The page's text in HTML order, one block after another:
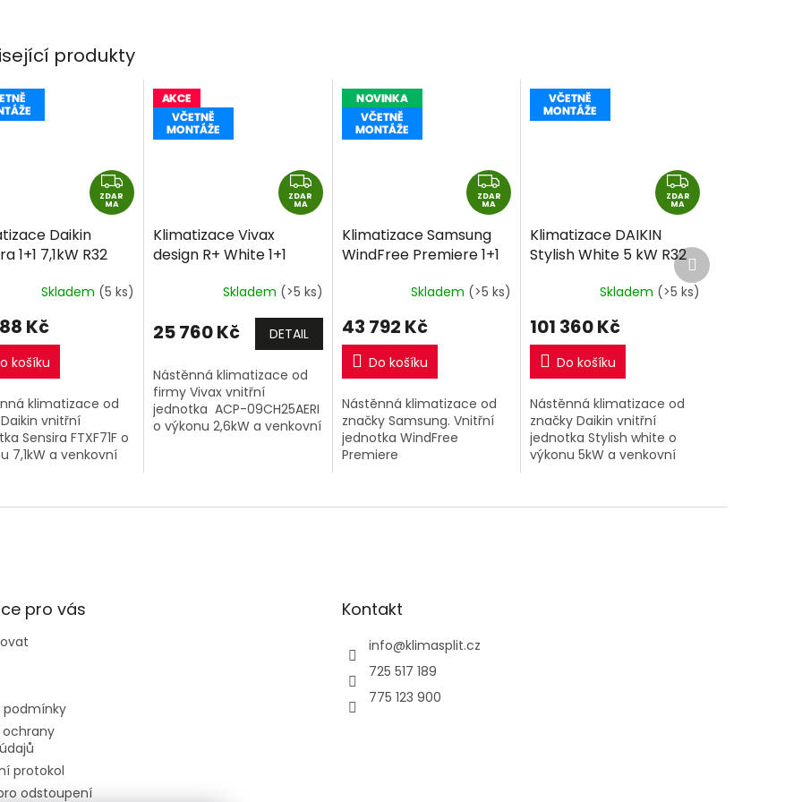
produkty
Z
D
A
ZDAR
MA
Daikin
1+1 7,1kW R32
Skladem (5 ks)
Kč
košíku
klimatizace od
vnitřní
Sensira FTXF71F o
7,1kW a venkovní
Z
D
A
ZDAR
MA
Klimatizace Vivax
design R+ White 1+1
+dárek
Skladem (>5 ks)
25 760 Kč DETAIL
Nástěnná klimatizace od
firmy Vivax vnitřní
jednotka ACP-09CH25AERI
o výkonu 2,6kW a venkovní
Z
D
A
ZDAR
MA
Klimatizace Samsung
WindFree Premiere 1+1
Skladem (>5 ks)
43 792 Kč
Do košíku
Nástěnná klimatizace od
značky Samsung. Vnitřní
jednotka WindFree
Premiere
jednotka
Z
D
R
M
A
ZDAR
MA
Klimatizace DAIKIN
Stylish White 5 kW R32
Skladem (>5 ks)
101 360 Kč
Do košíku
Nástěnná klimatizace od
značky Daikin vnitřní
jednotka Stylish white o
výkonu 5kW a venkovní
Další
produkt
o výkonu 2kW +
pro vás
protokol
odstoupení
Kontakt
info@klimasplit.cz
725 517 189
775 123 900